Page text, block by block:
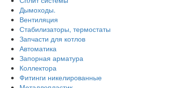
Дымоходы.
Вентиляция
Стабилизаторы, термостаты
Запчасти для котлов
Автоматика
Запорная арматура
Коллектора
Фитинги никелированные